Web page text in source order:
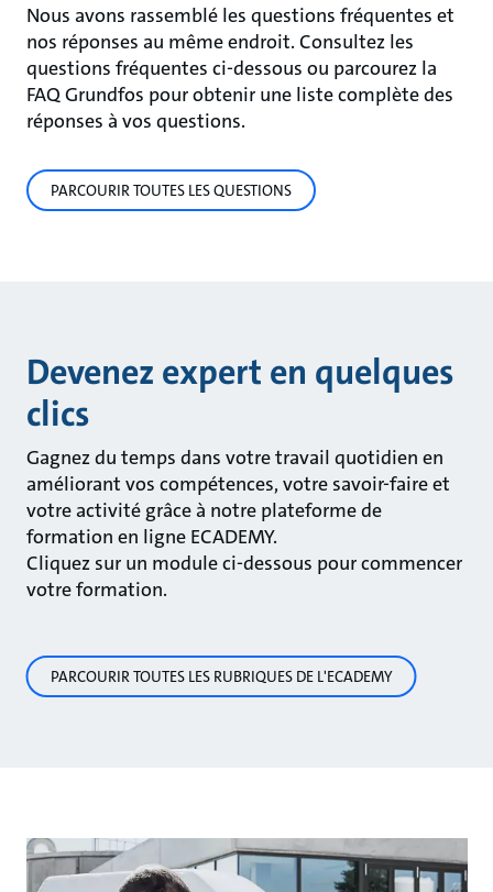
Nous avons rassemblé les questions fréquentes et
nos réponses au même endroit. Consultez les
questions fréquentes ci-dessous ou parcourez la
FAQ Grundfos pour obtenir une liste complète des
réponses à vos questions.
PARCOURIR TOUTES LES QUESTIONS
Devenez expert en quelques
clics
Gagnez du temps dans votre travail quotidien en
améliorant vos compétences, votre savoir-faire et
votre activité grâce à notre plateforme de
formation en ligne ECADEMY.
Cliquez sur un module ci-dessous pour commencer
votre formation.
PARCOURIR TOUTES LES RUBRIQUES DE L'ECADEMY